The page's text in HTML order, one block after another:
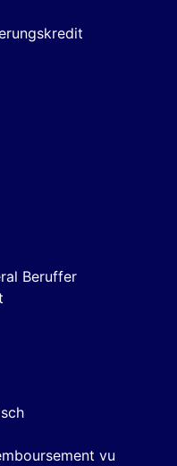
Beruffer
vu